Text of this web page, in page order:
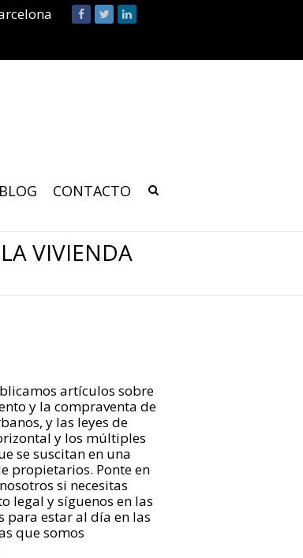
BLOG CONTACTO
VIVIENDA
artículos sobre
y la compraventa de
y las leyes de
y los múltiples
se suscitan en una
propietarios. Ponte en
si necesitas
legal y síguenos en las
para estar al día en las
que somos